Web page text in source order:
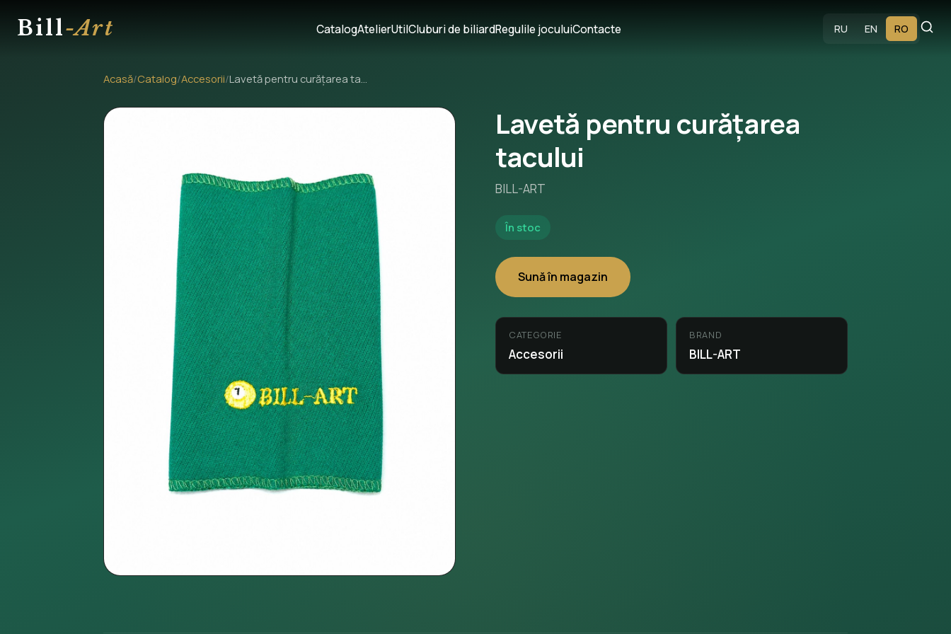
Bill-Art CatalogAtelierUtilCluburi de biliardRegulile joculuiContacte RU EN RO
Acasă/Catalog/Accesorii/ Lavetă pentru curățarea tacului
Lavetă pentru curățarea
tacului
BILL-ART
În stoc
Sună în magazin
CATEGORIE
Accesorii
BRAND
BILL-ART